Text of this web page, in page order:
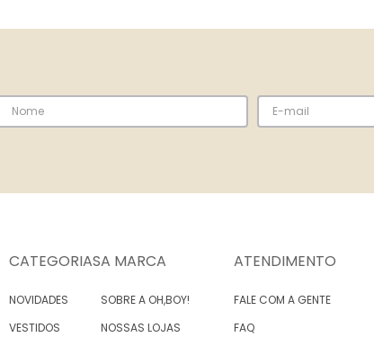
CATEGORIAS
NOVIDADES
VESTIDOS
A MARCA
SOBRE A OH,BOY!
NOSSAS LOJAS
ATENDIMENTO
FALE COM A GENTE
FAQ